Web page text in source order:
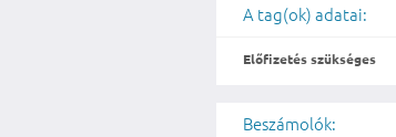
A tag(ok) adatai:
Előfizetés szükséges
Beszámolók: